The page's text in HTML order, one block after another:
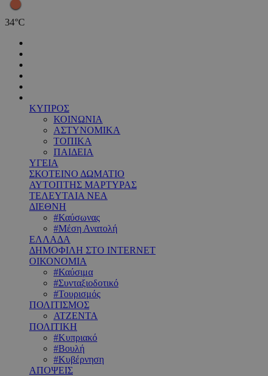
34°C
ΚΥΠΡΟΣ
ΚΟΙΝΩΝΙΑ
ΑΣΤΥΝΟΜΙΚΑ
ΤΟΠΙΚΑ
ΠΑΙΔΕΙΑ
ΥΓΕΙΑ
ΣΚΟΤΕΙΝΟ ΔΩΜΑΤΙΟ
ΑΥΤΟΠΤΗΣ ΜΑΡΤΥΡΑΣ
ΤΕΛΕΥΤΑΙΑ ΝΕΑ
ΔΙΕΘΝΗ
#Καύσωνας
#Μέση Ανατολή
ΕΛΛΑΔΑ
ΔΗΜΟΦΙΛΗ ΣΤΟ INTERNET
ΟΙΚΟΝΟΜΙΑ
#Καύσιμα
#Συνταξιοδοτικό
#Τουρισμός
ΠΟΛΙΤΙΣΜΟΣ
ΑΤΖΕΝΤΑ
ΠΟΛΙΤΙΚΗ
#Κυπριακό
#Βουλή
#Κυβέρνηση
ΑΠΟΨΕΙΣ